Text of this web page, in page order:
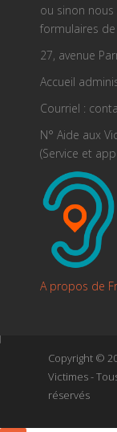
ou sinon nous
formulaires de
27, avenue
Accueil
Courriel :
N° Aide aux
(Service et
A propos de
Copyright ©
Victimes -
réservés